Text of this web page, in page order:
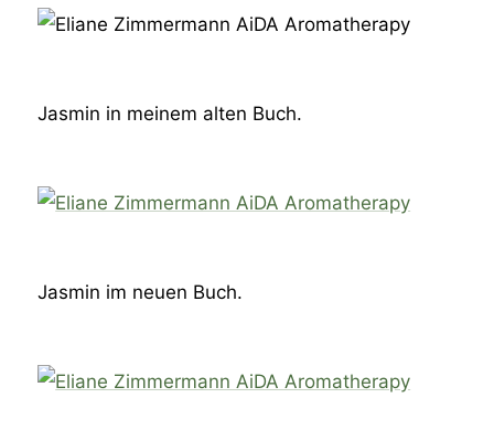
Jasmin in meinem alten Buch.
Jasmin im neuen Buch.